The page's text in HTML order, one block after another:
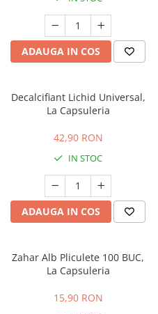
Capsule compatibile Bialetti
Capsule compatibile Beanz
Capsule compatibile Uno System
Capsule compatibile Caffitaly
Paduri cafea ESE44
CAFEA BOABE
CAFEA MACINATA
ADAUGA IN COS
Decalcifiant Lichid Universal,
La Capsuleria
42,90 RON
IN STOC
ADAUGA IN COS
Zahar Alb Pliculete 100 BUC,
La Capsuleria
15,90 RON